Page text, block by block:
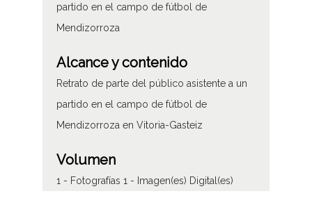
partido en el campo de fútbol de
Mendizorroza
Alcance y contenido
Retrato de parte del público asistente a un
partido en el campo de fútbol de
Mendizorroza en Vitoria-Gasteiz
Volumen
1 - Fotografías 1 - Imagen(es) Digital(es)